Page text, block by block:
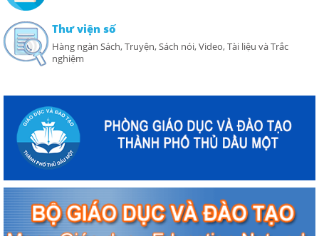
Thư viện số
Hàng ngàn Sách, Truyện, Sách nói, Video, Tài liệu và Trắc
nghiệm